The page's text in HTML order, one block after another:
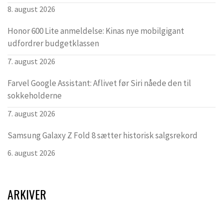
8. august 2026
Honor 600 Lite anmeldelse: Kinas nye mobilgigant
udfordrer budgetklassen
7. august 2026
Farvel Google Assistant: Aflivet før Siri nåede den til
sokkeholderne
7. august 2026
Samsung Galaxy Z Fold 8 sætter historisk salgsrekord
6. august 2026
ARKIVER